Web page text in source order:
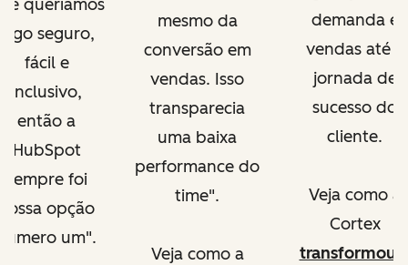
queríamos
seguro,
fácil e
inclusivo,
então a
HubSpot
sempre foi
opção
um".
mesmo da
conversão em
vendas. Isso
transparecia
uma baixa
performance do
time".
Veja como a
demanda e
vendas até a
jornada de
sucesso do
cliente.
Veja como a
Cortex
transformou